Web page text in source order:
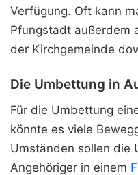
Verfügung. Oft kann
Pfungstadt außerdem
der Kirchgemeinde
Die Umbettung in
Für die Umbettung
könnte es viele
Umständen sollen die
Angehöriger in einem